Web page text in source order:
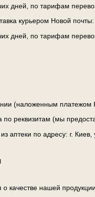
дней, по тарифам
курьером Новой почты:
дней, по тарифам
(наложенным платежом
по реквизитам (мы
аптеки по адресу: г.
качестве нашей